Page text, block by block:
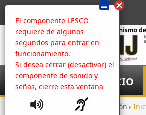
El componente LESCO
requiere de algunos
segundos para entrar en
funcionamiento.
Si desea cerrar (desactivar) el
componente de sonido y
señas, cierre esta ventana
NICIO
Inicio Institución